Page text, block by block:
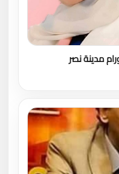
مدينة نصر